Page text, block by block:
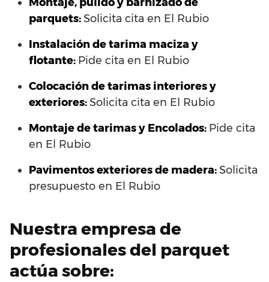
parquets:Solicita cita en El Rubio
Instalación de tarima maciza y
flotante: Pide cita en El Rubio
Colocación de tarimas interiores y
exteriores:Solicita cita en El Rubio
Montaje de tarimas y Encolados: Pide cita
en El Rubio
Pavimentos exteriores de madera:Solicita
presupuesto en El Rubio
Nuestra empresa de
profesionales del parquet
actúa sobre: